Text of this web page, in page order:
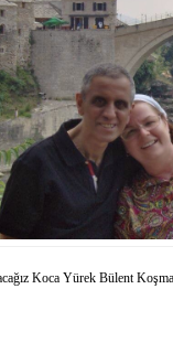
Koca Yürek Bülent